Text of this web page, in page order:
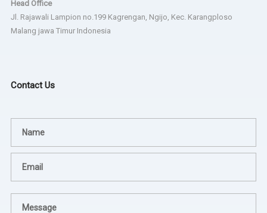
Head Office
Jl. Rajawali Lampion no.199 Kagrengan, Ngijo, Kec. Karangploso
Malang jawa Timur Indonesia
Contact Us